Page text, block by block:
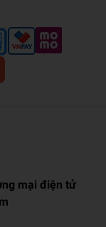
mại điện tử